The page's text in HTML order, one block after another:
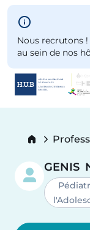
Skip to main
Nous recrutons !
au sein de nos
GENIS